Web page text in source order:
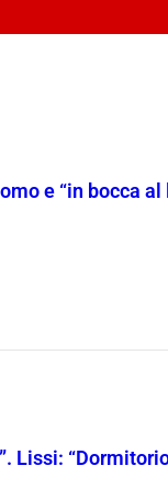
e “in bocca al
Lissi: